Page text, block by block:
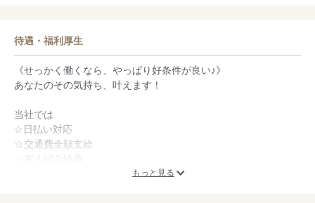
待遇・福利厚生
《せっかく働くなら、やっぱり好条件が良い♪》
あなたのその気持ち、叶えます！
当社では
☆日払い対応
☆交通費全額支給
もっと見る